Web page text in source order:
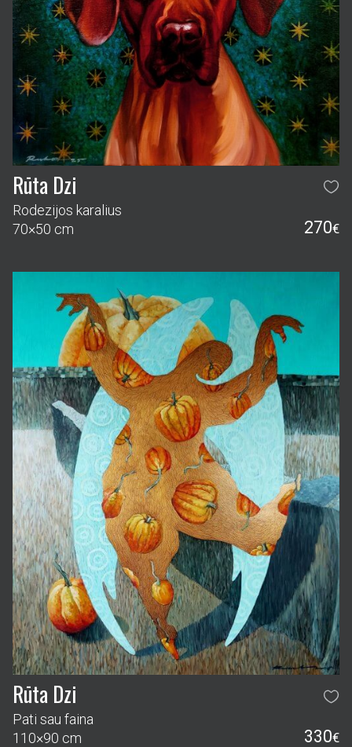
Rūta Dzi
Rodezijos karalius
70×50 cm
270€
Rūta Dzi
Pati sau faina
110×90 cm
330€